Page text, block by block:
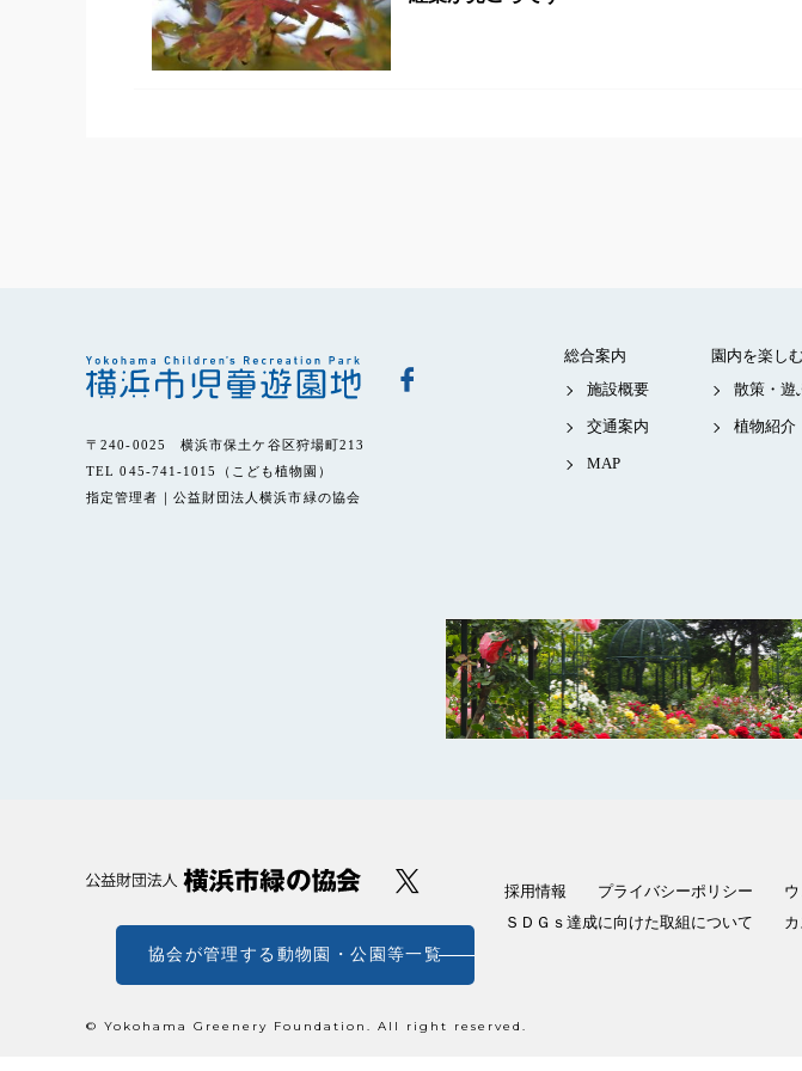
〒240-0025 横浜市保土ケ谷区狩場町213
TEL 045-741-1015（こども植物園）
指定管理者｜公益財団法人横浜市緑の協会
総合案内
施設概要
交通案内
MAP
園内を楽し
散策・遊
植物紹介
協会が管理する動物園・公園等一覧
採用情報 プライバシーポリシー
ＳＤＧｓ達成に向けた取組について
© Yokohama Greenery Foundation. All right reserved.